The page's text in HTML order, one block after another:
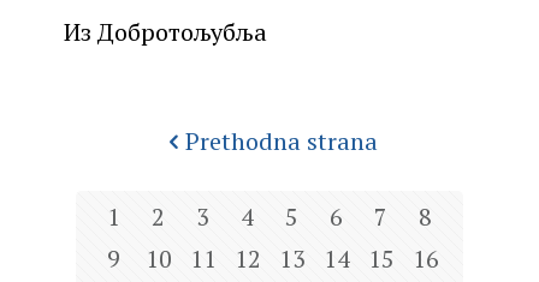
Из Добротољубља
Prethodna strana
1 2 3 4 5 6 7
8
9
10 11 12 13 14 15
16